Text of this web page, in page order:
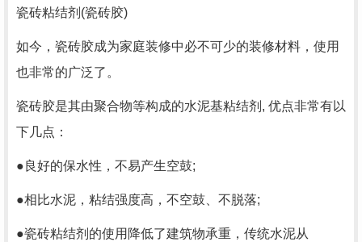
瓷砖粘结剂(瓷砖胶)
如今，瓷砖胶成为家庭装修中必不可少的装修材料，使用
也非常的广泛了。
瓷砖胶是其由聚合物等构成的水泥基粘结剂, 优点非常有以
下几点：
●良好的保水性，不易产生空鼓;
●相比水泥，粘结强度高，不空鼓、不脱落;
●瓷砖粘结剂的使用降低了建筑物承重，传统水泥从